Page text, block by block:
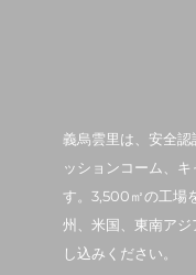
義烏雲里は、安全
ッションコーム、
す。3,500㎡の工場
州、米国、東南ア
し込みください。